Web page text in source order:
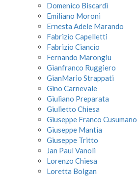
Domenico Biscardi
Emiliano Moroni
Ernesta Adele Marando
Fabrizio Capelletti
Fabrizio Ciancio
Fernando Marongiu
Gianfranco Ruggiero
GianMario Strappati
Gino Carnevale
Giuliano Preparata
Giulietto Chiesa
Giuseppe Franco Cusumano
Giuseppe Mantia
Giuseppe Tritto
Jan Paul Vanoli
Lorenzo Chiesa
Loretta Bolgan